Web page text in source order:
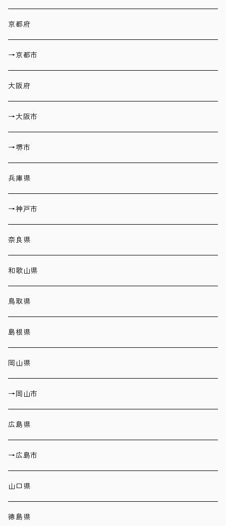
京都府
→京都市
大阪府
→大阪市
→堺市
兵庫県
→神戸市
奈良県
和歌山県
鳥取県
島根県
岡山県
→岡山市
広島県
→広島市
山口県
徳島県